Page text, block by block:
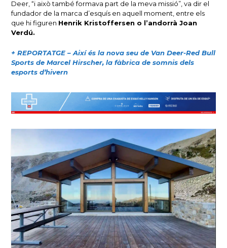
Deer, “i això també formava part de la meva missió”, va dir el
fundador de la marca d’esquís en aquell moment, entre els
que hi figuren Henrik Kristoffersen o l’andorrà Joan
Verdú.
+ REPORTATGE – Així és la nova seu de Van Deer-Red Bull
Sports de Marcel Hirscher, la fàbrica de somnis dels
esports d’hivern